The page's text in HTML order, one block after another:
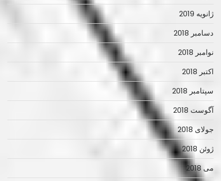
ژانویه 2019
دسامبر 2018
نوامبر 2018
اکتبر 2018
سپتامبر 2018
آگوست 2018
جولای 2018
ژوئن 2018
می 2018